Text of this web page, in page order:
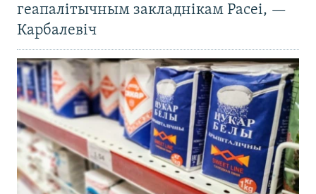
геапалітычным закладнікам Расеі, —
Карбалевіч